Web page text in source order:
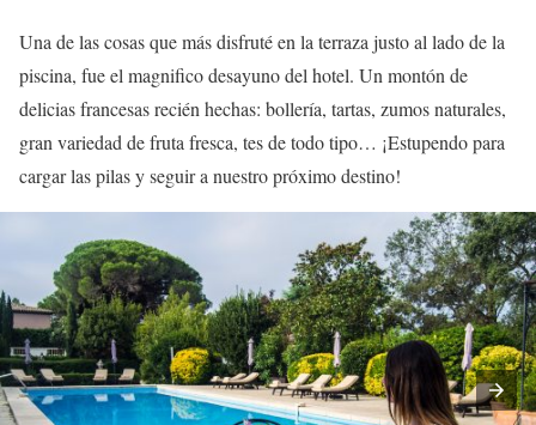
Una de las cosas que más disfruté en la terraza justo al lado de la
piscina, fue el magnifico desayuno del hotel. Un montón de
delicias francesas recién hechas: bollería, tartas, zumos naturales,
gran variedad de fruta fresca, tes de todo tipo… ¡Estupendo para
cargar las pilas y seguir a nuestro próximo destino!